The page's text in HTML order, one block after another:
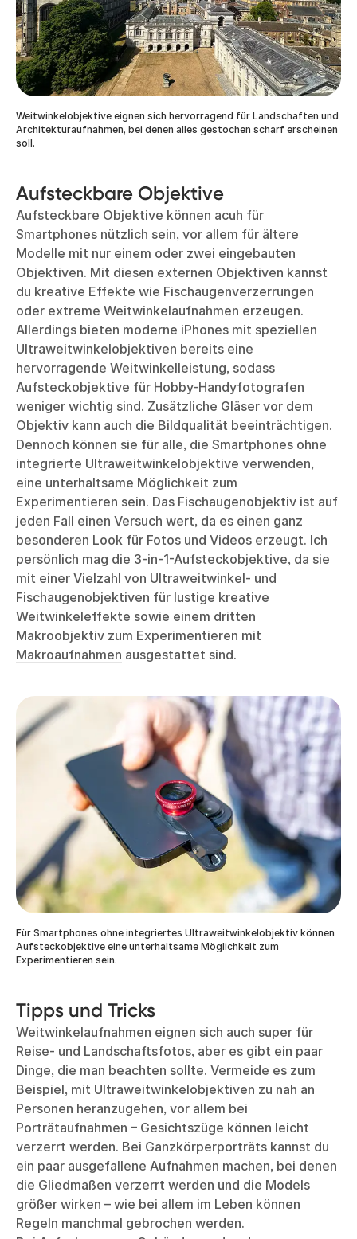
Weitwinkelobjektive eignen sich hervorragend für Landschaften und
Architekturaufnahmen, bei denen alles gestochen scharf erscheinen
soll.
Aufsteckbare Objektive
Aufsteckbare Objektive können acuh für
Smartphones nützlich sein, vor allem für ältere
Modelle mit nur einem oder zwei eingebauten
Objektiven. Mit diesen externen Objektiven kannst
du kreative Effekte wie Fischaugenverzerrungen
oder extreme Weitwinkelaufnahmen erzeugen.
Allerdings bieten moderne iPhones mit speziellen
Ultraweitwinkelobjektiven bereits eine
hervorragende Weitwinkelleistung, sodass
Aufsteckobjektive für Hobby-Handyfotografen
weniger wichtig sind. Zusätzliche Gläser vor dem
Objektiv kann auch die Bildqualität beeinträchtigen.
Dennoch können sie für alle, die Smartphones ohne
integrierte Ultraweitwinkelobjektive verwenden,
eine unterhaltsame Möglichkeit zum
Experimentieren sein. Das Fischaugenobjektiv ist auf
jeden Fall einen Versuch wert, da es einen ganz
besonderen Look für Fotos und Videos erzeugt. Ich
persönlich mag die 3-in-1-Aufsteckobjektive, da sie
mit einer Vielzahl von Ultraweitwinkel- und
Fischaugenobjektiven für lustige kreative
Weitwinkeleffekte sowie einem dritten
Makroobjektiv zum Experimentieren mit
Makroaufnahmen ausgestattet sind.
Für Smartphones ohne integriertes Ultraweitwinkelobjektiv können
Aufsteckobjektive eine unterhaltsame Möglichkeit zum
Experimentieren sein.
Tipps und Tricks
Weitwinkelaufnahmen eignen sich auch super für
Reise- und Landschaftsfotos, aber es gibt ein paar
Dinge, die man beachten sollte. Vermeide es zum
Beispiel, mit Ultraweitwinkelobjektiven zu nah an
Personen heranzugehen, vor allem bei
Porträtaufnahmen – Gesichtszüge können leicht
verzerrt werden. Bei Ganzkörperporträts kannst du
ein paar ausgefallene Aufnahmen machen, bei denen
die Gliedmaßen verzerrt werden und die Models
größer wirken – wie bei allem im Leben können
Regeln manchmal gebrochen werden.